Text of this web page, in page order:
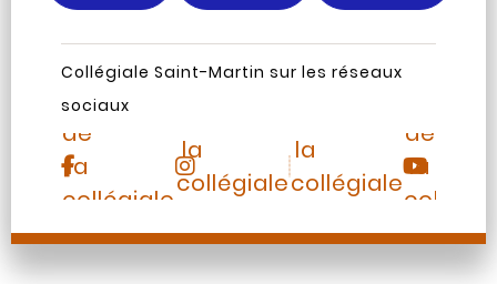
Collégiale Saint-Martin sur les réseaux
sociaux
Page
Facebook
de
la
collégiale
Saint-
Martin
Instagram
la
collégiale
Martin
TripAdvisor
la
collégiale
Martin
de
la
Saint-
Martin